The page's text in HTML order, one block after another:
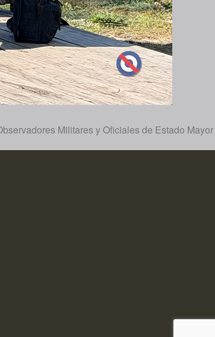
Militares y Oficiales de Estado Mayor